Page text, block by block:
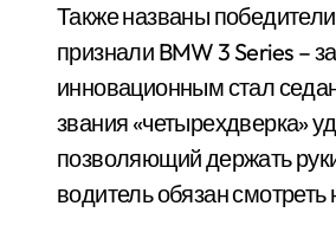
Также названы
признали BMW 3 Series –
инновационным стал
звания «четырехдверка»
позволяющий держать
водитель обязан